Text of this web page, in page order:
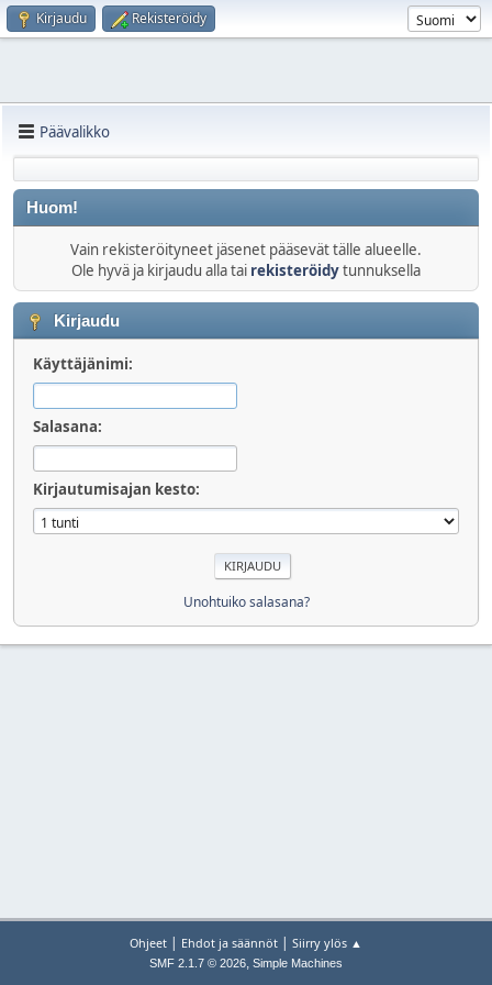
Kirjaudu Rekisteröidy
Päävalikko
Huom!
Vain rekisteröityneet jäsenet pääsevät tälle alueelle.
Ole hyvä ja kirjaudu alla tai rekisteröidytunnuksella
Kirjaudu
Käyttäjänimi:
Salasana:
Kirjautumisajan kesto:
Unohtuiko salasana?
Ohjeet | Ehdot ja säännöt | Siirry ylös ▲
SMF 2.1.7 © 2026, Simple Machines